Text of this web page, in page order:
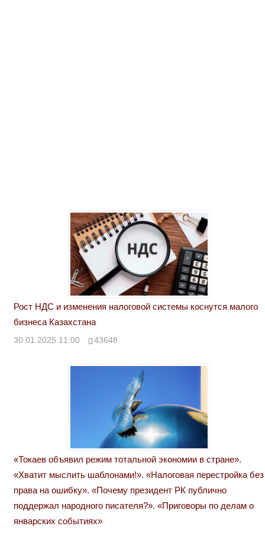
Рост НДС и изменения налоговой системы коснутся малого
бизнеса Казахстана
30.01.2025 11:00 43648
«Токаев объявил режим тотальной экономии в стране».
«Хватит мыслить шаблонами!». «Налоговая перестройка без
права на ошибку». «Почему президент РК публично
поддержал народного писателя?». «Приговоры по делам о
январских событиях»